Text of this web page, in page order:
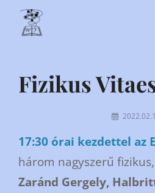
Fizikus
By
Csilla
17:30 órai kezdettel az
három nagyszerű
Zaránd Gergely,